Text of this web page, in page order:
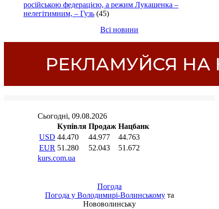
російською федерацією, а режим Лукашенка –
нелегітимним, – Гузь (45)
Всі новини
Погода
Погода у Володимирі-Волинському та
Нововолинську